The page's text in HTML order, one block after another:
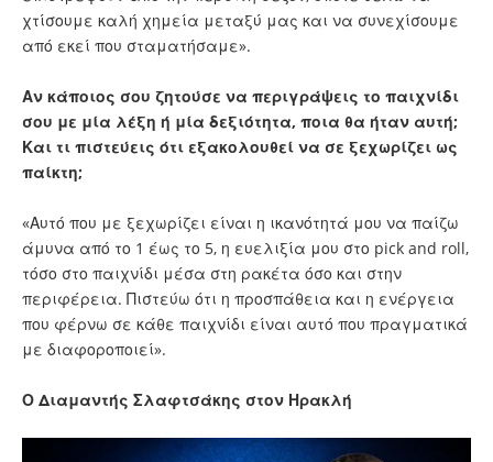
χτίσουμε καλή χημεία μεταξύ μας και να συνεχίσουμε
από εκεί που σταματήσαμε».
Αν κάποιος σου ζητούσε να περιγράψεις το παιχνίδι
σου με μία λέξη ή μία δεξιότητα, ποια θα ήταν αυτή;
Και τι πιστεύεις ότι εξακολουθεί να σε ξεχωρίζει ως
παίκτη;
«Αυτό που με ξεχωρίζει είναι η ικανότητά μου να παίζω
άμυνα από το 1 έως το 5, η ευελιξία μου στο pick and roll,
τόσο στο παιχνίδι μέσα στη ρακέτα όσο και στην
περιφέρεια. Πιστεύω ότι η προσπάθεια και η ενέργεια
που φέρνω σε κάθε παιχνίδι είναι αυτό που πραγματικά
με διαφοροποιεί».
Ο Διαμαντής Σλαφτσάκης στον Ηρακλή